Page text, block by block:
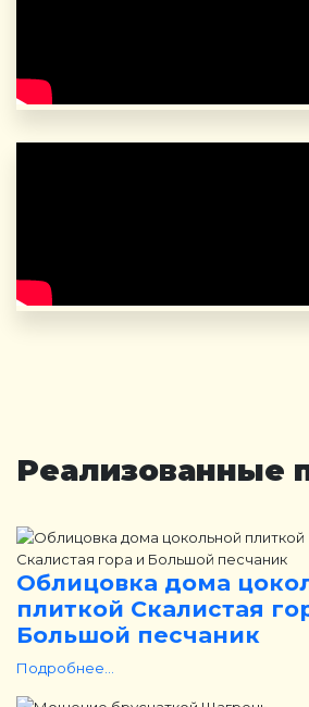
Реализованные
Облицовка дома
плиткой Скалистая
Большой песчаник
Подробнее...